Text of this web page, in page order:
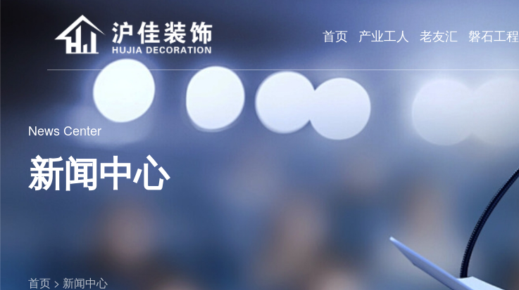
首页 产业工人 老友汇 磐石工程
News Center
新闻中心
首页 > 新闻中心